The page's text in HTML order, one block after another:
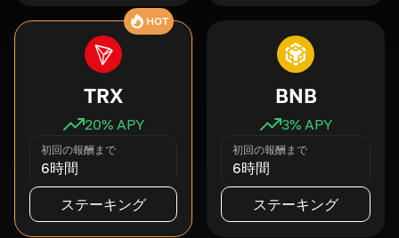
HOT
TRX
20% APY
初回の報酬まで
6時間
ステーキング
BNB
3% APY
初回の報酬まで
6時間
ステーキング